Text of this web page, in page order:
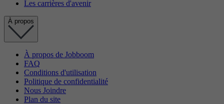
Les carrières d'avenir
À propos
À propos de Jobboom
FAQ
Conditions d'utilisation
Politique de confidentialité
Nous Joindre
Plan du site